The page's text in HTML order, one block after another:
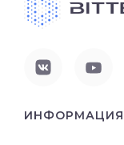
ИНФОРМАЦИЯ